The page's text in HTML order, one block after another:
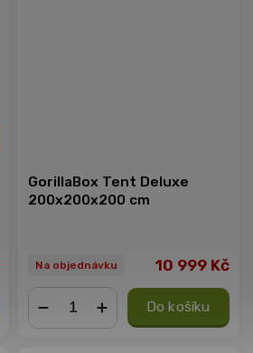
GorillaBox Tent Deluxe
200x200x200 cm
Na objednávku 10 999 Kč
Do košíku